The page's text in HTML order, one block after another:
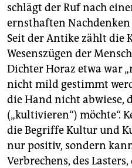
schlägt der Ruf nach
ernsthaften
Seit der Antike zählt die
Wesenszügen der
Dichter Horaz etwa war
nicht mild gestimmt
die Hand nicht abwiese,
(„kultivieren“) möchte“.
die Begriffe Kultur und
nur positiv, sondern
Verbrechens, des